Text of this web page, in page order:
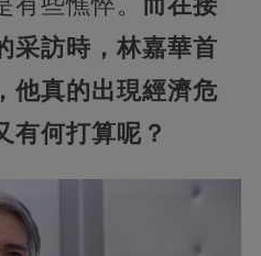
采訪時，林嘉華首
他真的出現經濟危
有何打算呢？